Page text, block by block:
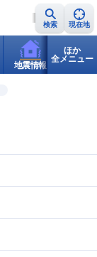
検索 現在地
地震情報 世界天
ほか
全メニュー